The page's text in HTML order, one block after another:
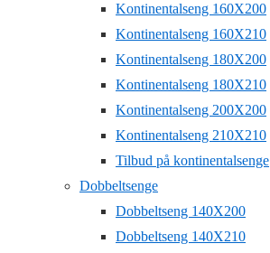
Kontinentalseng 160X200
Kontinentalseng 160X210
Kontinentalseng 180X200
Kontinentalseng 180X210
Kontinentalseng 200X200
Kontinentalseng 210X210
Tilbud på kontinentalsenge
Dobbeltsenge
Dobbeltseng 140X200
Dobbeltseng 140X210